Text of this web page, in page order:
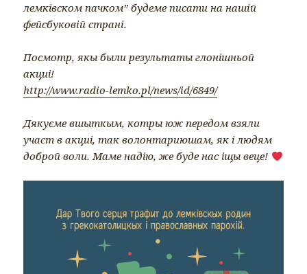
лемківском пачком” будеме писати на нашiй
фейсбуковiй странi.
Посмотр, якы были результаты глонішньой
акциі!
http://www.radio-lemko.pl/news/id/6849/
Дякуєме вшыткым, котры юж передом взяли
участ в акциі, так волонтариюшам, як і людям
доброй воли. Маме надію, же буде нас іщы веце!